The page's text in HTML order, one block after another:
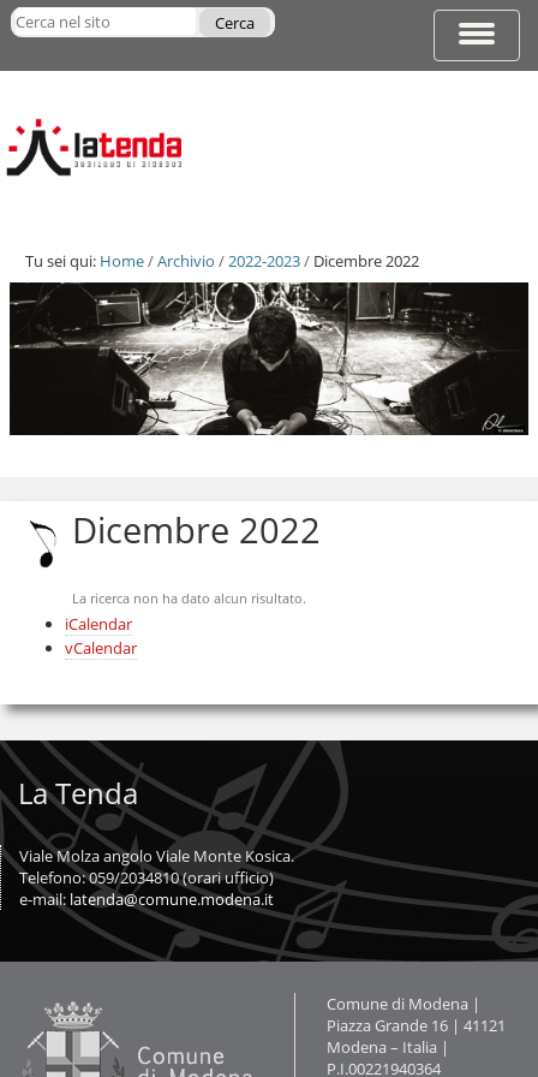
Salta
ai
|
navigazione
Espandi
di
Cerca nel sito
avanzata…
Tu sei qui: Home/Archivio /2022-2023/ Dicembre 2022
Salta
navigazione
Dicembre 2022
La ricerca non ha dato alcun risultato.
Azioni
sul
documento
iCalendar
vCalendar
La Tenda
Viale Molza angolo Viale Monte Kosica.
Telefono: 059/2034810 (orari ufficio)
e-mail: latenda@comune.modena.it
Contatti
Comune di Modena |
Piazza Grande 16 | 41121
Modena – Italia |
P.I.00221940364